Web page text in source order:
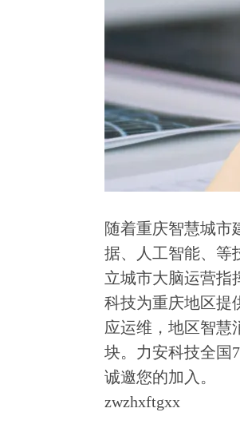
随着重庆智慧城市
据、人工智能、等
立城市大脑运营指
科技为重庆地区提
应运维，地区智慧
块。力安科技全国
诚邀您的加入。
zwzhxftgxx